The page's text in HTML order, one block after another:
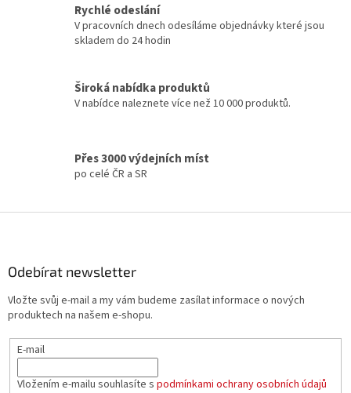
d
p
r
y
v
i
Rychlé odeslání
V pracovních dnech odesíláme objednávky které jsou
skladem do 24 hodin
Široká nabídka produktů
V nabídce naleznete více než 10 000 produktů.
Přes 3000 výdejních míst
po celé ČR a SR
Odebírat newsletter
Vložte svůj e-mail a my vám budeme zasílat informace o nových
produktech na našem e-shopu.
E-mail
Vložením e-mailu souhlasíte s podmínkami ochrany osobních údajů